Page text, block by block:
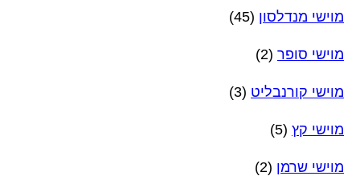
מוישי מנדלסון (45)
מוישי סופר (2)
מוישי קורנבליט (3)
מוישי קץ (5)
מוישי שרמן (2)